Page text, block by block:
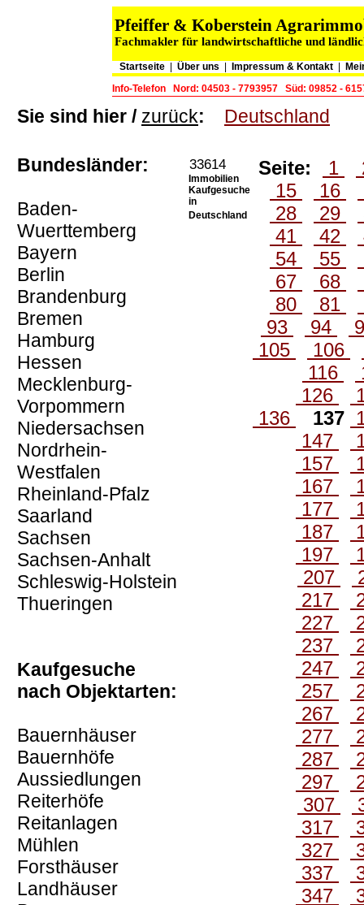
Pfeiffer & Koberstein
Fachmakler für landwirtschaftliche und
Startseite Über uns Impressum & Kontakt
Info-Telefon
Nord: 04503 - 7793957 Süd: 09852 -
Sie sind hier / zurück: Deutschland
Bundesländer:
Baden-
Wuerttemberg
Bayern
Berlin
Brandenburg
Bremen
Hamburg
Hessen
Mecklenburg-
Vorpommern
Niedersachsen
Nordrhein-
Westfalen
Rheinland-Pfalz
Saarland
Sachsen
Sachsen-Anhalt
Schleswig-Holstein
Thueringen
Kaufgesuche
nach Objektarten:
Bauernhäuser
Bauernhöfe
Aussiedlungen
Reiterhöfe
Reitanlagen
Mühlen
Forsthäuser
Landhäuser
33614
Immobilien
Kaufgesuche
in
Deutschland
Seite: 1
15
16
28
29
41
42
54
55
67
68
80
81
93
94
105
106
116
126
136
137
147
157
167
177
187
197
207
217
227
237
247
257
267
277
287
297
307
317
327
337
347